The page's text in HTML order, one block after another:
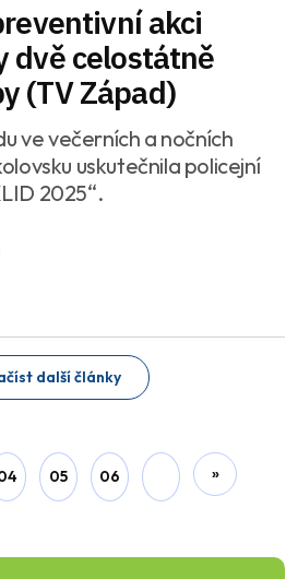
akci
dvě celostátně
(TV Západ)
ve večerních a nočních
uskutečnila policejní
2025“.
další články
05 06 »